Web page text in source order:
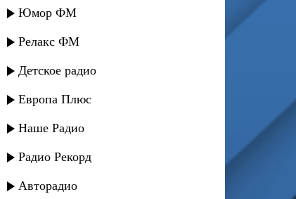
Юмор ФМ
Релакс ФМ
Детское радио
Европа Плюс
Наше Радио
Радио Рекорд
Авторадио